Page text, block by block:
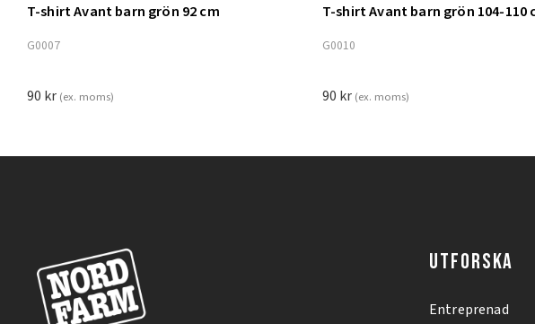
Lägg till i varukorg
T-shirt Avant barn grön 92 cm
G0007
90 kr (ex. moms)
T-shirt Avant barn grön 104-110
G0010
90 kr (ex. moms)
UTFORSKA
Entreprenad